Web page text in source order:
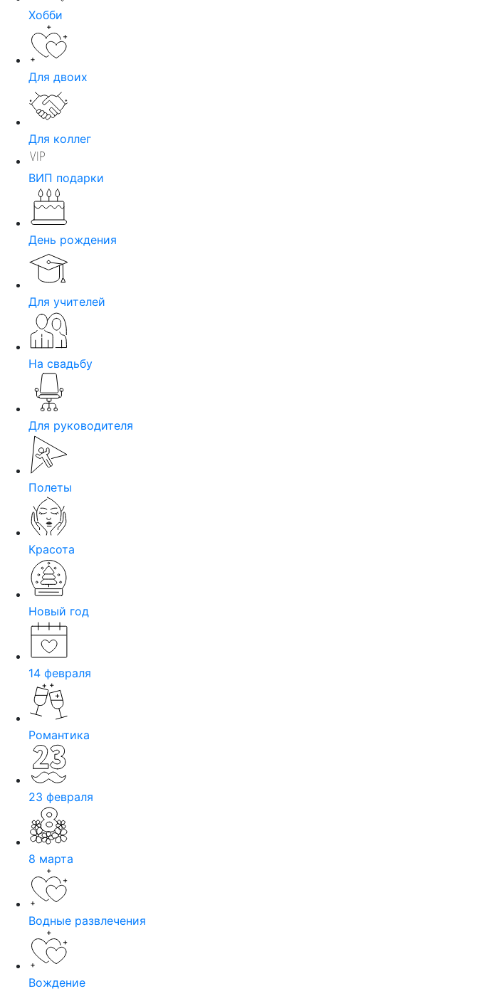
Хобби
Для двоих
Для коллег
ВИП подарки
День рождения
Для учителей
На свадьбу
Для руководителя
Полеты
Красота
Новый год
14 февраля
Романтика
23 февраля
8 марта
Водные развлечения
Вождение